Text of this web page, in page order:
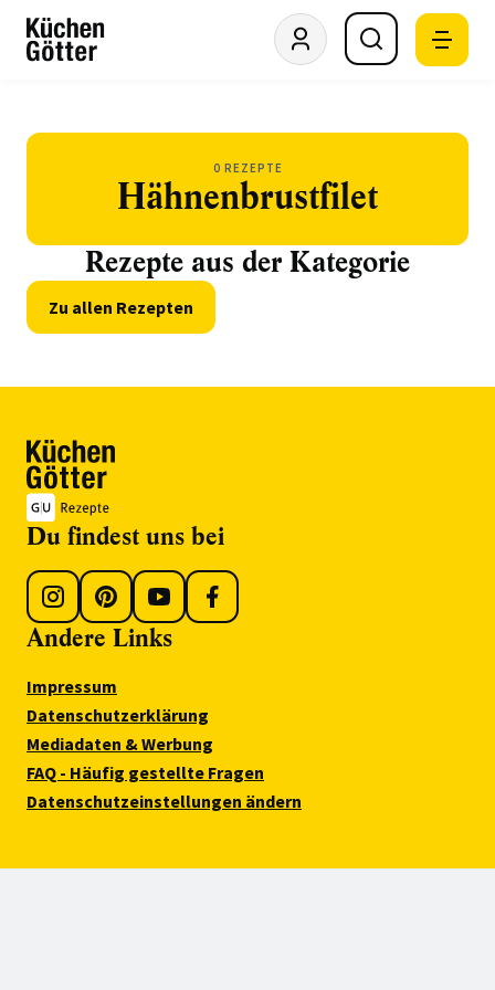
0 REZEPTE
Hähnenbrustfilet
Rezepte aus der Kategorie
Zu allen Rezepten
Du findest uns bei
Andere Links
Impressum
Datenschutzerklärung
Mediadaten & Werbung
FAQ - Häufig gestellte Fragen
Datenschutzeinstellungen ändern